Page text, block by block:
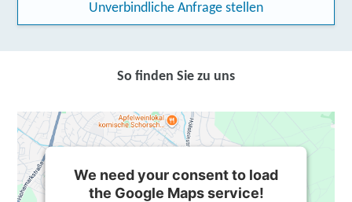
Unverbindliche Anfrage stellen
So finden Sie zu uns
We need your consent to load
the Google Maps service!